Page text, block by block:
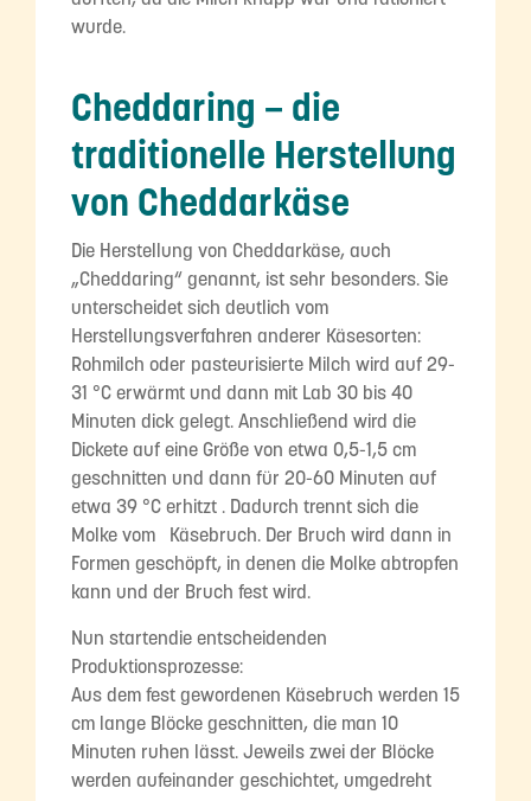
wurde.
Cheddaring – die
traditionelle Herstellung
von Cheddarkäse
Die Herstellung von Cheddarkäse, auch
„Cheddaring“ genannt, ist sehr besonders. Sie
unterscheidet sich deutlich vom
Herstellungsverfahren anderer Käsesorten:
Rohmilch oder pasteurisierte Milch wird auf 29-
31 °C erwärmt und dann mit Lab 30 bis 40
Minuten dick gelegt. Anschließend wird die
Dickete auf eine Größe von etwa 0,5-1,5 cm
geschnitten und dann für 20-60 Minuten auf
etwa 39 °C erhitzt . Dadurch trennt sich die
Molke vom Käsebruch. Der Bruch wird dann in
Formen geschöpft, in denen die Molke abtropfen
kann und der Bruch fest wird.
Nun startendie entscheidenden
Produktionsprozesse:
Aus dem fest gewordenen Käsebruch werden 15
cm lange Blöcke geschnitten, die man 10
Minuten ruhen lässt. Jeweils zwei der Blöcke
werden aufeinander geschichtet, umgedreht